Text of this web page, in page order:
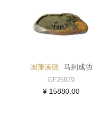
国藩溪砚 马到成功
GF26979
¥ 15880.00